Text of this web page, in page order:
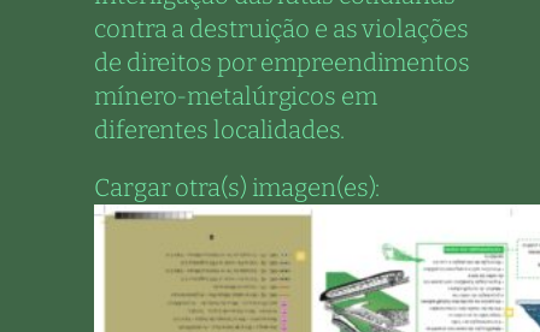
contra a destruição e as violações
de direitos por empreendimentos
mínero-metalúrgicos em
diferentes localidades.
Cargar otra(s) imagen(es):